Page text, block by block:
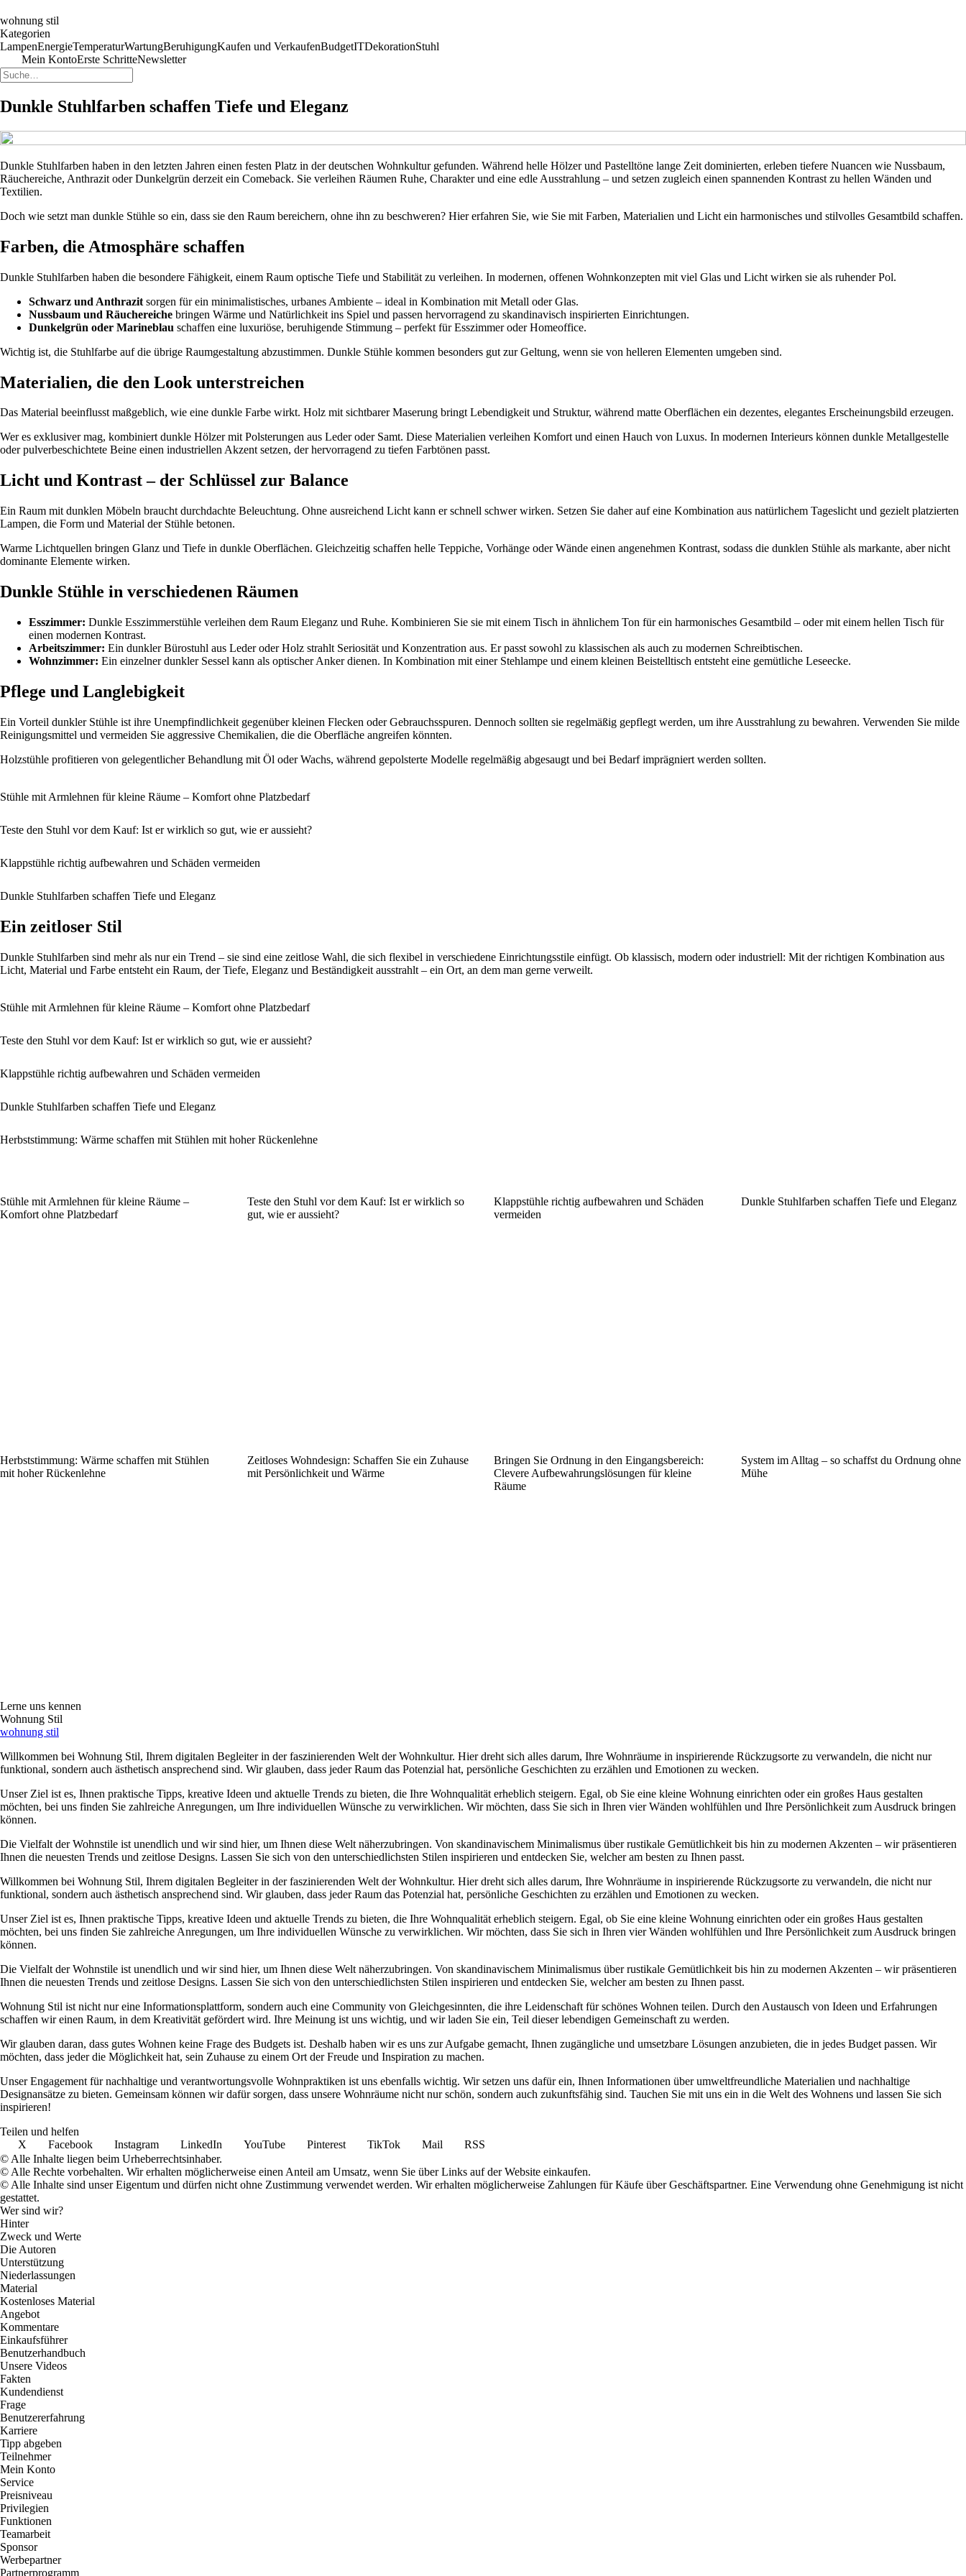
wohnung stil
Kategorien
LampenEnergieTemperaturWartungBeruhigungKaufen und VerkaufenBudgetITDekorationStuhl
Mein KontoErste SchritteNewsletter
Dunkle Stuhlfarben schaffen Tiefe und Eleganz
Dunkle Stuhlfarben haben in den letzten Jahren einen festen Platz in der deutschen Wohnkultur gefunden. Während helle Hölzer und Pastelltöne lange Zeit dominierten, erleben tiefere Nuancen wie Nussbaum,
Räuchereiche, Anthrazit oder Dunkelgrün derzeit ein Comeback. Sie verleihen Räumen Ruhe, Charakter und eine edle Ausstrahlung – und setzen zugleich einen spannenden Kontrast zu hellen Wänden und
Textilien.
Doch wie setzt man dunkle Stühle so ein, dass sie den Raum bereichern, ohne ihn zu beschweren? Hier erfahren Sie, wie Sie mit Farben, Materialien und Licht ein harmonisches und stilvolles Gesamtbild schaffen.
Farben, die Atmosphäre schaffen
Dunkle Stuhlfarben haben die besondere Fähigkeit, einem Raum optische Tiefe und Stabilität zu verleihen. In modernen, offenen Wohnkonzepten mit viel Glas und Licht wirken sie als ruhender Pol.
Schwarz und Anthrazit sorgen für ein minimalistisches, urbanes Ambiente – ideal in Kombination mit Metall oder Glas.
Nussbaum und Räuchereiche bringen Wärme und Natürlichkeit ins Spiel und passen hervorragend zu skandinavisch inspirierten Einrichtungen.
Dunkelgrün oder Marineblau schaffen eine luxuriöse, beruhigende Stimmung – perfekt für Esszimmer oder Homeoffice.
Wichtig ist, die Stuhlfarbe auf die übrige Raumgestaltung abzustimmen. Dunkle Stühle kommen besonders gut zur Geltung, wenn sie von helleren Elementen umgeben sind.
Materialien, die den Look unterstreichen
Das Material beeinflusst maßgeblich, wie eine dunkle Farbe wirkt. Holz mit sichtbarer Maserung bringt Lebendigkeit und Struktur, während matte Oberflächen ein dezentes, elegantes Erscheinungsbild erzeugen.
Wer es exklusiver mag, kombiniert dunkle Hölzer mit Polsterungen aus Leder oder Samt. Diese Materialien verleihen Komfort und einen Hauch von Luxus. In modernen Interieurs können dunkle Metallgestelle
oder pulverbeschichtete Beine einen industriellen Akzent setzen, der hervorragend zu tiefen Farbtönen passt.
Licht und Kontrast – der Schlüssel zur Balance
Ein Raum mit dunklen Möbeln braucht durchdachte Beleuchtung. Ohne ausreichend Licht kann er schnell schwer wirken. Setzen Sie daher auf eine Kombination aus natürlichem Tageslicht und gezielt platzierten
Lampen, die Form und Material der Stühle betonen.
Warme Lichtquellen bringen Glanz und Tiefe in dunkle Oberflächen. Gleichzeitig schaffen helle Teppiche, Vorhänge oder Wände einen angenehmen Kontrast, sodass die dunklen Stühle als markante, aber nicht
dominante Elemente wirken.
Dunkle Stühle in verschiedenen Räumen
Esszimmer: Dunkle Esszimmerstühle verleihen dem Raum Eleganz und Ruhe. Kombinieren Sie sie mit einem Tisch in ähnlichem Ton für ein harmonisches Gesamtbild – oder mit einem hellen Tisch für
einen modernen Kontrast.
Arbeitszimmer: Ein dunkler Bürostuhl aus Leder oder Holz strahlt Seriosität und Konzentration aus. Er passt sowohl zu klassischen als auch zu modernen Schreibtischen.
Wohnzimmer: Ein einzelner dunkler Sessel kann als optischer Anker dienen. In Kombination mit einer Stehlampe und einem kleinen Beistelltisch entsteht eine gemütliche Leseecke.
Pflege und Langlebigkeit
Ein Vorteil dunkler Stühle ist ihre Unempfindlichkeit gegenüber kleinen Flecken oder Gebrauchsspuren. Dennoch sollten sie regelmäßig gepflegt werden, um ihre Ausstrahlung zu bewahren. Verwenden Sie milde
Reinigungsmittel und vermeiden Sie aggressive Chemikalien, die die Oberfläche angreifen könnten.
Holzstühle profitieren von gelegentlicher Behandlung mit Öl oder Wachs, während gepolsterte Modelle regelmäßig abgesaugt und bei Bedarf imprägniert werden sollten.
Stühle mit Armlehnen für kleine Räume – Komfort ohne Platzbedarf
Teste den Stuhl vor dem Kauf: Ist er wirklich so gut, wie er aussieht?
Klappstühle richtig aufbewahren und Schäden vermeiden
Dunkle Stuhlfarben schaffen Tiefe und Eleganz
Ein zeitloser Stil
Dunkle Stuhlfarben sind mehr als nur ein Trend – sie sind eine zeitlose Wahl, die sich flexibel in verschiedene Einrichtungsstile einfügt. Ob klassisch, modern oder industriell: Mit der richtigen Kombination aus
Licht, Material und Farbe entsteht ein Raum, der Tiefe, Eleganz und Beständigkeit ausstrahlt – ein Ort, an dem man gerne verweilt.
Stühle mit Armlehnen für kleine Räume – Komfort ohne Platzbedarf
Teste den Stuhl vor dem Kauf: Ist er wirklich so gut, wie er aussieht?
Klappstühle richtig aufbewahren und Schäden vermeiden
Dunkle Stuhlfarben schaffen Tiefe und Eleganz
Herbststimmung: Wärme schaffen mit Stühlen mit hoher Rückenlehne
Stühle mit Armlehnen für kleine Räume –
Komfort ohne Platzbedarf
Teste den Stuhl vor dem Kauf: Ist er wirklich so
gut, wie er aussieht?
Klappstühle richtig aufbewahren und Schäden
vermeiden
Dunkle Stuhlfarben schaffen Tiefe und Eleganz
Herbststimmung: Wärme schaffen mit Stühlen
mit hoher Rückenlehne
Zeitloses Wohndesign: Schaffen Sie ein Zuhause
mit Persönlichkeit und Wärme
Bringen Sie Ordnung in den Eingangsbereich:
Clevere Aufbewahrungslösungen für kleine
Räume
System im Alltag – so schaffst du Ordnung ohne
Mühe
Lerne uns kennen
Wohnung Stil
wohnung stil
Willkommen bei Wohnung Stil, Ihrem digitalen Begleiter in der faszinierenden Welt der Wohnkultur. Hier dreht sich alles darum, Ihre Wohnräume in inspirierende Rückzugsorte zu verwandeln, die nicht nur
funktional, sondern auch ästhetisch ansprechend sind. Wir glauben, dass jeder Raum das Potenzial hat, persönliche Geschichten zu erzählen und Emotionen zu wecken.
Unser Ziel ist es, Ihnen praktische Tipps, kreative Ideen und aktuelle Trends zu bieten, die Ihre Wohnqualität erheblich steigern. Egal, ob Sie eine kleine Wohnung einrichten oder ein großes Haus gestalten
möchten, bei uns finden Sie zahlreiche Anregungen, um Ihre individuellen Wünsche zu verwirklichen. Wir möchten, dass Sie sich in Ihren vier Wänden wohlfühlen und Ihre Persönlichkeit zum Ausdruck bringen
können.
Die Vielfalt der Wohnstile ist unendlich und wir sind hier, um Ihnen diese Welt näherzubringen. Von skandinavischem Minimalismus über rustikale Gemütlichkeit bis hin zu modernen Akzenten – wir präsentieren
Ihnen die neuesten Trends und zeitlose Designs. Lassen Sie sich von den unterschiedlichsten Stilen inspirieren und entdecken Sie, welcher am besten zu Ihnen passt.
Willkommen bei Wohnung Stil, Ihrem digitalen Begleiter in der faszinierenden Welt der Wohnkultur. Hier dreht sich alles darum, Ihre Wohnräume in inspirierende Rückzugsorte zu verwandeln, die nicht nur
funktional, sondern auch ästhetisch ansprechend sind. Wir glauben, dass jeder Raum das Potenzial hat, persönliche Geschichten zu erzählen und Emotionen zu wecken.
Unser Ziel ist es, Ihnen praktische Tipps, kreative Ideen und aktuelle Trends zu bieten, die Ihre Wohnqualität erheblich steigern. Egal, ob Sie eine kleine Wohnung einrichten oder ein großes Haus gestalten
möchten, bei uns finden Sie zahlreiche Anregungen, um Ihre individuellen Wünsche zu verwirklichen. Wir möchten, dass Sie sich in Ihren vier Wänden wohlfühlen und Ihre Persönlichkeit zum Ausdruck bringen
können.
Die Vielfalt der Wohnstile ist unendlich und wir sind hier, um Ihnen diese Welt näherzubringen. Von skandinavischem Minimalismus über rustikale Gemütlichkeit bis hin zu modernen Akzenten – wir präsentieren
Ihnen die neuesten Trends und zeitlose Designs. Lassen Sie sich von den unterschiedlichsten Stilen inspirieren und entdecken Sie, welcher am besten zu Ihnen passt.
Wohnung Stil ist nicht nur eine Informationsplattform, sondern auch eine Community von Gleichgesinnten, die ihre Leidenschaft für schönes Wohnen teilen. Durch den Austausch von Ideen und Erfahrungen
schaffen wir einen Raum, in dem Kreativität gefördert wird. Ihre Meinung ist uns wichtig, und wir laden Sie ein, Teil dieser lebendigen Gemeinschaft zu werden.
Wir glauben daran, dass gutes Wohnen keine Frage des Budgets ist. Deshalb haben wir es uns zur Aufgabe gemacht, Ihnen zugängliche und umsetzbare Lösungen anzubieten, die in jedes Budget passen. Wir
möchten, dass jeder die Möglichkeit hat, sein Zuhause zu einem Ort der Freude und Inspiration zu machen.
Unser Engagement für nachhaltige und verantwortungsvolle Wohnpraktiken ist uns ebenfalls wichtig. Wir setzen uns dafür ein, Ihnen Informationen über umweltfreundliche Materialien und nachhaltige
Designansätze zu bieten. Gemeinsam können wir dafür sorgen, dass unsere Wohnräume nicht nur schön, sondern auch zukunftsfähig sind. Tauchen Sie mit uns ein in die Welt des Wohnens und lassen Sie sich
inspirieren!
Teilen und helfen
X
Facebook Instagram LinkedIn YouTube Pinterest TikTok Mail
RSS
© Alle Inhalte liegen beim Urheberrechtsinhaber.
© Alle Rechte vorbehalten. Wir erhalten möglicherweise einen Anteil am Umsatz, wenn Sie über Links auf der Website einkaufen.
© Alle Inhalte sind unser Eigentum und dürfen nicht ohne Zustimmung verwendet werden. Wir erhalten möglicherweise Zahlungen für Käufe über Geschäftspartner. Eine Verwendung ohne Genehmigung ist nicht
gestattet.
Wer sind wir?
Hinter
Zweck und Werte
Die Autoren
Unterstützung
Niederlassungen
Material
Kostenloses Material
Angebot
Kommentare
Einkaufsführer
Benutzerhandbuch
Unsere Videos
Fakten
Kundendienst
Frage
Benutzererfahrung
Karriere
Tipp abgeben
Teilnehmer
Mein Konto
Service
Preisniveau
Privilegien
Funktionen
Teamarbeit
Sponsor
Werbepartner
Partnerprogramm